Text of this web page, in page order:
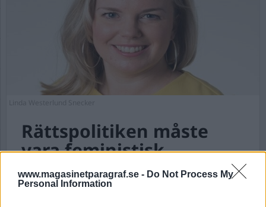
www.magasinetparagraf.se - Do Not Process My
Personal Information
Rättspolitiken måste
vara feministisk
Publicerad 2018-06-25